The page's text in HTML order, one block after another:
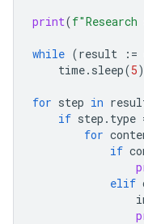
print(f
while (result :=
time. sleep(5)
for step in
if step . type
for
if
elif